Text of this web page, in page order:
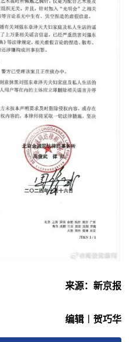
来源：新京报
编辑︱贺巧华